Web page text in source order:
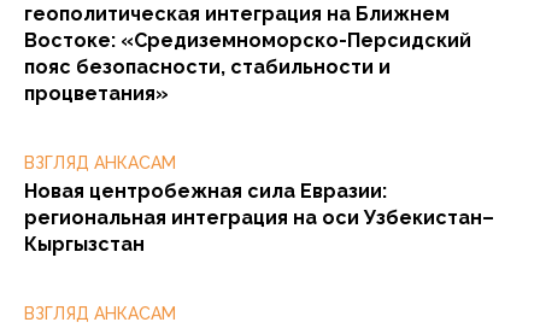
геополитическая интеграция на Ближнем
Востоке: «Средиземноморско-Персидский
пояс безопасности, стабильности и
процветания»
ВЗГЛЯД АНКАСАМ
Новая центробежная сила Евразии:
региональная интеграция на оси Узбекистан–
Кыргызстан
ВЗГЛЯД АНКАСАМ